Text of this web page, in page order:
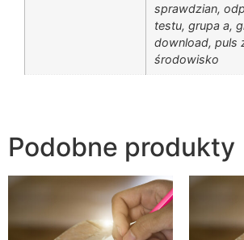
sprawdzian,
testu, grupa a,
download, puls
środowisko
Podobne produkty